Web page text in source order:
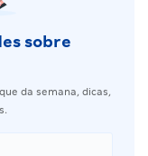
sobre
da semana, dicas,